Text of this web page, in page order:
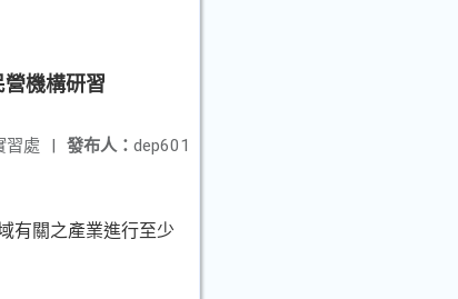
機構研習
發布人： dep601
習處 |
有關之產業進行至少